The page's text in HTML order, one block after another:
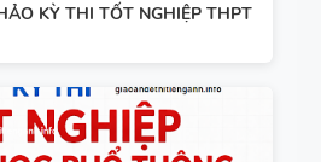
KỲ THI TỐT NGHIỆP THPT